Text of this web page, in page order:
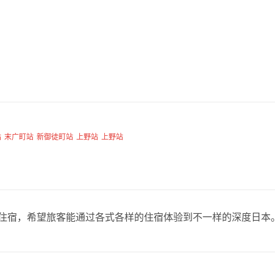
末广町站 新御徒町站 上野站 上野站
，希望旅客能通过各式各样的住宿体验到不一样的深度日本。